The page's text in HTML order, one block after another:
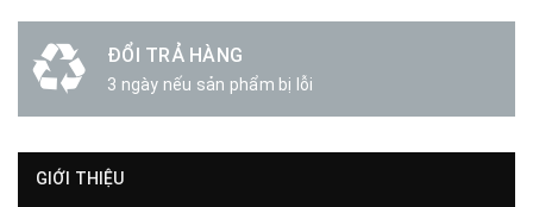
ĐỔI TRẢ HÀNG
3 ngày nếu sản phẩm bị lỗi
GIỚI THIỆU